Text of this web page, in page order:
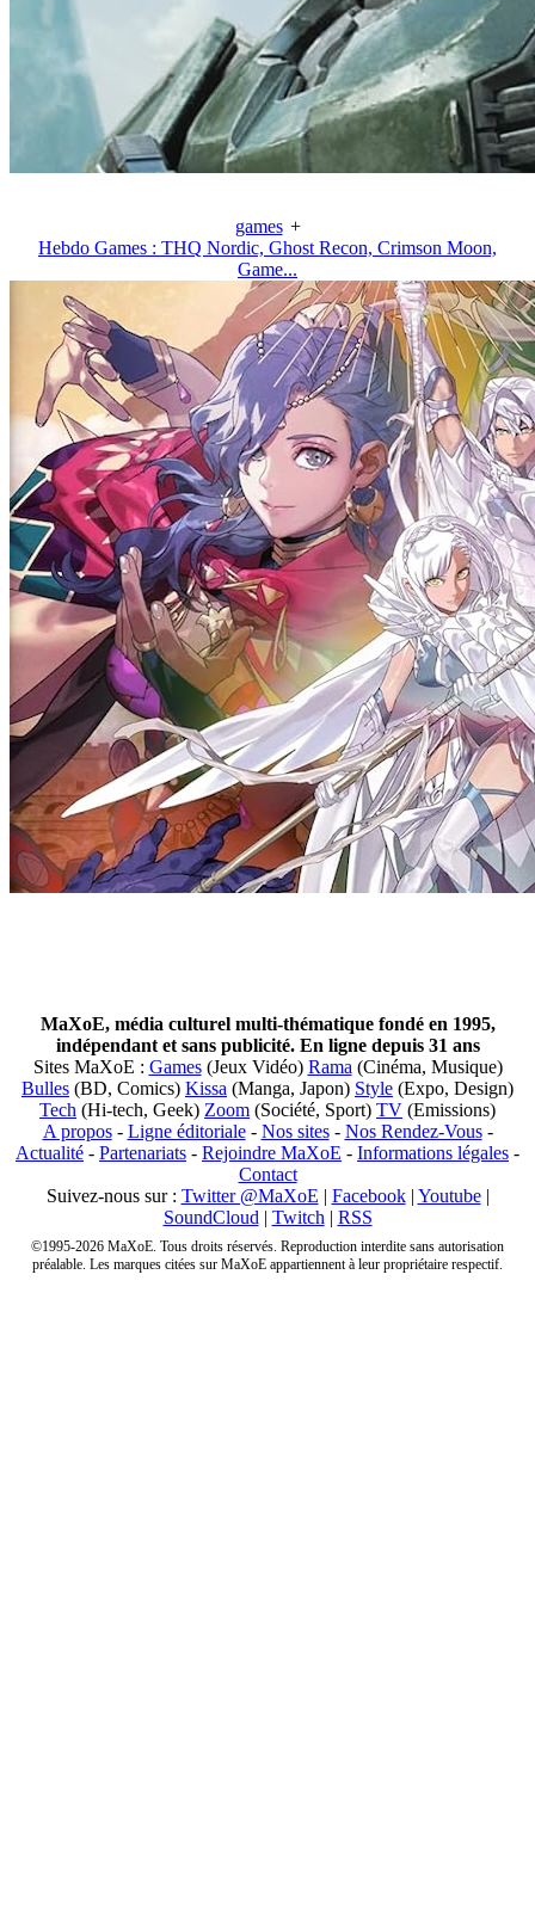
games +
Hebdo Games : THQ Nordic, Ghost Recon, Crimson Moon,
Game...
MaXoE, média culturel multi-thématique fondé en 1995,
indépendant et sans publicité. En ligne depuis 31 ans
Sites MaXoE : Games(Jeux Vidéo) Rama (Cinéma, Musique)
Bulles (BD, Comics) Kissa (Manga, Japon) Style (Expo, Design)
Tech (Hi-tech, Geek) Zoom (Société, Sport) TV (Emissions)
A propos- Ligne éditoriale- Nos sites- Nos Rendez-Vous-
Actualité - Partenariats - Rejoindre MaXoE - Informations légales -
Contact
Suivez-nous sur : Twitter @MaXoE | Facebook| Youtube|
SoundCloud | Twitch | RSS
©1995-2026 MaXoE. Tous droits réservés. Reproduction interdite sans autorisation
préalable. Les marques citées sur MaXoE appartiennent à leur propriétaire respectif.